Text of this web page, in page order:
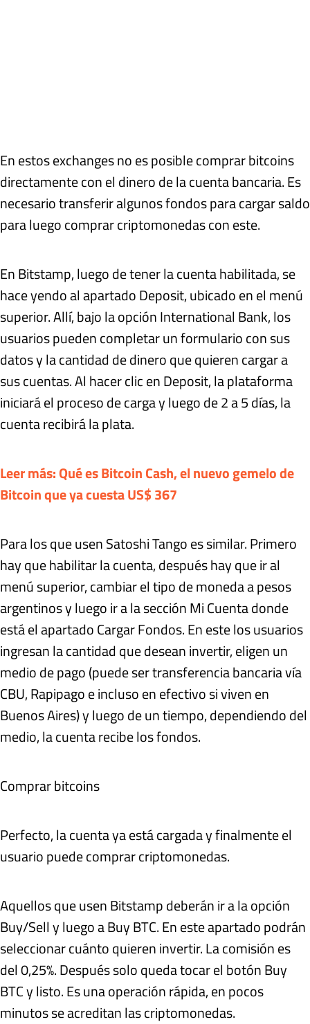
En estos exchanges no es posible comprar bitcoins
directamente con el dinero de la cuenta bancaria. Es
necesario transferir algunos fondos para cargar saldo
para luego comprar criptomonedas con este.
En Bitstamp, luego de tener la cuenta habilitada, se
hace yendo al apartado Deposit, ubicado en el menú
superior. Allí, bajo la opción International Bank, los
usuarios pueden completar un formulario con sus
datos y la cantidad de dinero que quieren cargar a
sus cuentas. Al hacer clic en Deposit, la plataforma
iniciará el proceso de carga y luego de 2 a 5 días, la
cuenta recibirá la plata.
Leer más: Qué es Bitcoin Cash, el nuevo gemelo de
Bitcoin que ya cuesta US$ 367
Para los que usen Satoshi Tango es similar. Primero
hay que habilitar la cuenta, después hay que ir al
menú superior, cambiar el tipo de moneda a pesos
argentinos y luego ir a la sección Mi Cuenta donde
está el apartado Cargar Fondos. En este los usuarios
ingresan la cantidad que desean invertir, eligen un
medio de pago (puede ser transferencia bancaria vía
CBU, Rapipago e incluso en efectivo si viven en
Buenos Aires) y luego de un tiempo, dependiendo del
medio, la cuenta recibe los fondos.
Comprar bitcoins
Perfecto, la cuenta ya está cargada y finalmente el
usuario puede comprar criptomonedas.
Aquellos que usen Bitstamp deberán ir a la opción
Buy/Sell y luego a Buy BTC. En este apartado podrán
seleccionar cuánto quieren invertir. La comisión es
del 0,25%. Después solo queda tocar el botón Buy
BTC y listo. Es una operación rápida, en pocos
minutos se acreditan las criptomonedas.